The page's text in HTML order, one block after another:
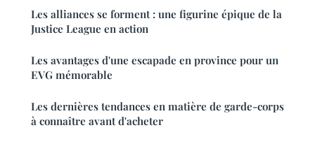
Les alliances se forment : une figurine épique de la
Justice League en action
Les avantages d'une escapade en province pour un
EVG mémorable
Les dernières tendances en matière de garde-corps
à connaître avant d'acheter